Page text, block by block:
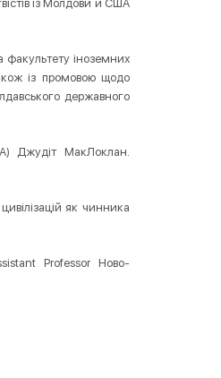
із Молдови й США
факультету іноземних
із промовою щодо
державного
Джудіт МакЛоклан.
як чинника
Professor Ново-